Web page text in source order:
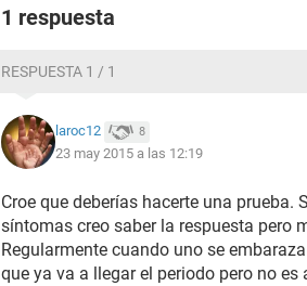
1 respuesta
RESPUESTA 1 / 1
laroc12 8
23 may 2015 a las 12:19
Croe que deberías hacerte una
síntomas creo saber la respuesta pero
Regularmente cuando uno se
que ya va a llegar el periodo pero no